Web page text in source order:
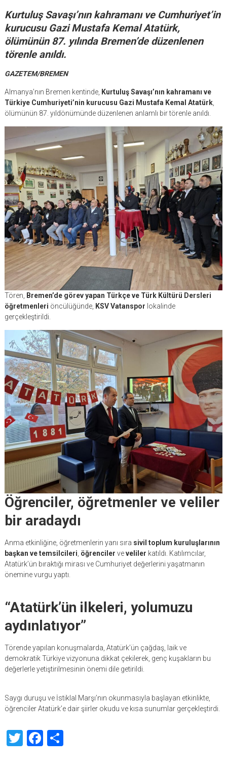
Kurtuluş Savaşı’nın kahramanı ve Cumhuriyet’in
kurucusu Gazi Mustafa Kemal Atatürk,
ölümünün 87. yılında Bremen’de düzenlenen
törenle anıldı.
GAZETEM/BREMEN
Almanya’nın Bremen kentinde, Kurtuluş Savaşı’nın kahramanı ve
Türkiye Cumhuriyeti’nin kurucusu Gazi Mustafa Kemal Atatürk,
ölümünün 87. yıldönümünde düzenlenen anlamlı bir törenle anıldı.
Tören,
Bremen’de görev yapan Türkçe ve Türk Kültürü Dersleri
öğretmenleri öncülüğünde, KSV Vatanspor lokalinde
gerçekleştirildi.
Öğrenciler, öğretmenler ve veliler
bir aradaydı
Anma etkinliğine, öğretmenlerin yanı sıra sivil toplum kuruluşlarının
başkan ve temsilcileri, öğrenciler veveliler katıldı. Katılımcılar,
Atatürk’ün bıraktığı mirası ve Cumhuriyet değerlerini yaşatmanın
önemine vurgu yaptı.
“Atatürk’ün ilkeleri, yolumuzu
aydınlatıyor”
Törende yapılan konuşmalarda, Atatürk’ün çağdaş, laik ve
demokratik Türkiye vizyonuna dikkat çekilerek, genç kuşakların bu
değerlerle yetiştirilmesinin önemi dile getirildi.
Saygı duruşu ve İstiklal Marşı’nın okunmasıyla başlayan etkinlikte,
öğrenciler Atatürk’e dair şiirler okudu ve kısa sunumlar gerçekleştirdi.
TwitterFacebook